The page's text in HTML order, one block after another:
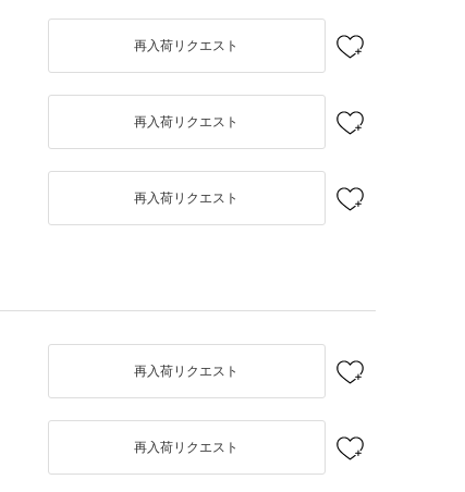
再入荷リクエスト
再入荷リクエスト
再入荷リクエスト
再入荷リクエスト
再入荷リクエスト